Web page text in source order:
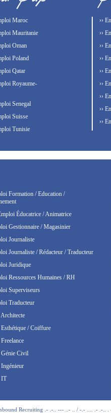
Maroc
Mauritanie
Oman
Poland
Qatar
Royaume-
Senegal
Suisse
Tunisie
››
››
››
››
››
››
››
››
››
Formation / Education /
Éducatrice / Animatrice
Gestionnaire / Magasinier
Journaliste
Journaliste / Rédacteur / Traducteur
Juridique
Ressources Humaines / RH
Superviseurs
Traducteur
Architecte
Esthétique / Coiffure
Génie Civil
Ingénieur
IT
Recruiting .- .-.. --- ..- .. / -.- .... .- .-.. . -